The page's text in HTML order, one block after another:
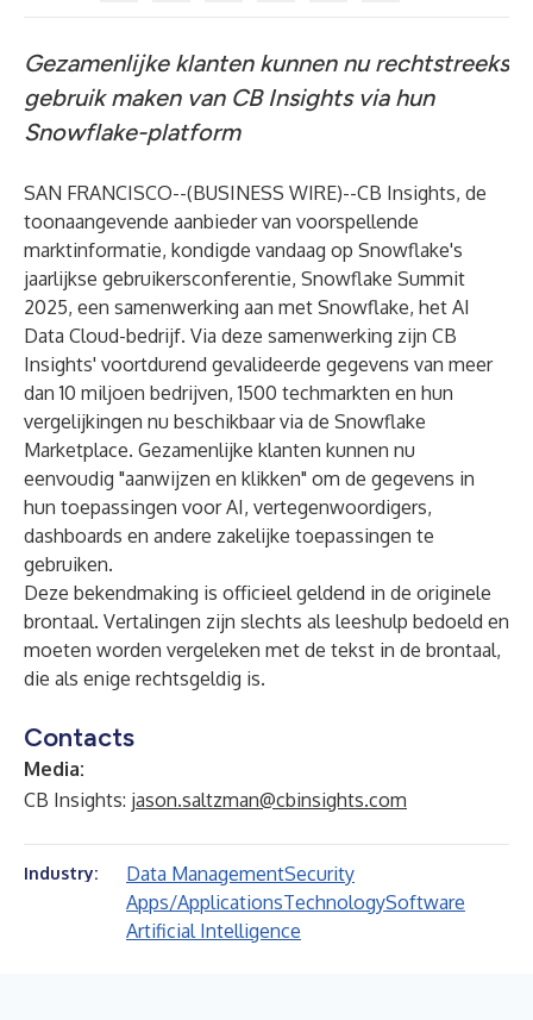
Gezamenlijke klanten kunnen nu rechtstreeks
gebruik maken van CB Insights via hun
Snowflake-platform
SAN FRANCISCO--(BUSINESS WIRE)--CB Insights, de
toonaangevende aanbieder van voorspellende
marktinformatie, kondigde vandaag op Snowflake's
jaarlijkse gebruikersconferentie, Snowflake Summit
2025, een samenwerking aan met Snowflake, het AI
Data Cloud-bedrijf. Via deze samenwerking zijn CB
Insights' voortdurend gevalideerde gegevens van meer
dan 10 miljoen bedrijven, 1500 techmarkten en hun
vergelijkingen nu beschikbaar via de Snowflake
Marketplace. Gezamenlijke klanten kunnen nu
eenvoudig "aanwijzen en klikken" om de gegevens in
hun toepassingen voor AI, vertegenwoordigers,
dashboards en andere zakelijke toepassingen te
gebruiken.
Deze bekendmaking is officieel geldend in de originele
brontaal. Vertalingen zijn slechts als leeshulp bedoeld en
moeten worden vergeleken met de tekst in de brontaal,
die als enige rechtsgeldig is.
Contacts
Media:
CB Insights: jason.saltzman@cbinsights.com
Industry: Data ManagementSecurity
Apps/ApplicationsTechnologySoftware
Artificial Intelligence